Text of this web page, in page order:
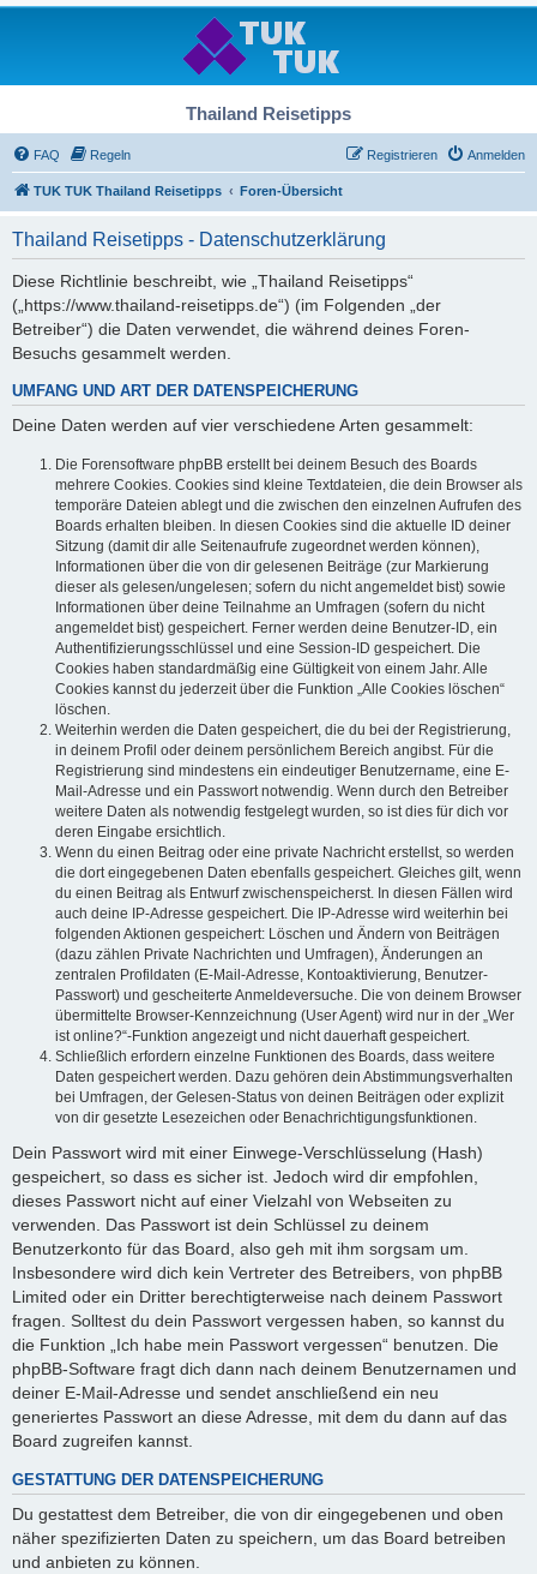
Thailand Reisetipps
FAQ Regeln Anmelden
Registrieren
TUK TUK Thailand Reisetipps Foren-Übersicht
Thailand Reisetipps - Datenschutzerklärung
Diese Richtlinie beschreibt, wie „Thailand Reisetipps“
(„https://www.thailand-reisetipps.de“) (im Folgenden „der
Betreiber“) die Daten verwendet, die während deines Foren-
Besuchs gesammelt werden.
UMFANG UND ART DER DATENSPEICHERUNG
Deine Daten werden auf vier verschiedene Arten gesammelt:
Die Forensoftware phpBB erstellt bei deinem Besuch des Boards
mehrere Cookies. Cookies sind kleine Textdateien, die dein Browser als
temporäre Dateien ablegt und die zwischen den einzelnen Aufrufen des
Boards erhalten bleiben. In diesen Cookies sind die aktuelle ID deiner
Sitzung (damit dir alle Seitenaufrufe zugeordnet werden können),
Informationen über die von dir gelesenen Beiträge (zur Markierung
dieser als gelesen/ungelesen; sofern du nicht angemeldet bist) sowie
Informationen über deine Teilnahme an Umfragen (sofern du nicht
angemeldet bist) gespeichert. Ferner werden deine Benutzer-ID, ein
Authentifizierungsschlüssel und eine Session-ID gespeichert. Die
Cookies haben standardmäßig eine Gültigkeit von einem Jahr. Alle
Cookies kannst du jederzeit über die Funktion „Alle Cookies löschen“
löschen.
Weiterhin werden die Daten gespeichert, die du bei der Registrierung,
in deinem Profil oder deinem persönlichem Bereich angibst. Für die
Registrierung sind mindestens ein eindeutiger Benutzername, eine E-
Mail-Adresse und ein Passwort notwendig. Wenn durch den Betreiber
weitere Daten als notwendig festgelegt wurden, so ist dies für dich vor
deren Eingabe ersichtlich.
Wenn du einen Beitrag oder eine private Nachricht erstellst, so werden
die dort eingegebenen Daten ebenfalls gespeichert. Gleiches gilt, wenn
du einen Beitrag als Entwurf zwischenspeicherst. In diesen Fällen wird
auch deine IP-Adresse gespeichert. Die IP-Adresse wird weiterhin bei
folgenden Aktionen gespeichert: Löschen und Ändern von Beiträgen
(dazu zählen Private Nachrichten und Umfragen), Änderungen an
zentralen Profildaten (E-Mail-Adresse, Kontoaktivierung, Benutzer-
Passwort) und gescheiterte Anmeldeversuche. Die von deinem Browser
übermittelte Browser-Kennzeichnung (User Agent) wird nur in der „Wer
ist online?“-Funktion angezeigt und nicht dauerhaft gespeichert.
Schließlich erfordern einzelne Funktionen des Boards, dass weitere
Daten gespeichert werden. Dazu gehören dein Abstimmungsverhalten
bei Umfragen, der Gelesen-Status von deinen Beiträgen oder explizit
von dir gesetzte Lesezeichen oder Benachrichtigungsfunktionen.
Dein Passwort wird mit einer Einwege-Verschlüsselung (Hash)
gespeichert, so dass es sicher ist. Jedoch wird dir empfohlen,
dieses Passwort nicht auf einer Vielzahl von Webseiten zu
verwenden. Das Passwort ist dein Schlüssel zu deinem
Benutzerkonto für das Board, also geh mit ihm sorgsam um.
Insbesondere wird dich kein Vertreter des Betreibers, von phpBB
Limited oder ein Dritter berechtigterweise nach deinem Passwort
fragen. Solltest du dein Passwort vergessen haben, so kannst du
die Funktion „Ich habe mein Passwort vergessen“ benutzen. Die
phpBB-Software fragt dich dann nach deinem Benutzernamen und
deiner E-Mail-Adresse und sendet anschließend ein neu
generiertes Passwort an diese Adresse, mit dem du dann auf das
Board zugreifen kannst.
GESTATTUNG DER DATENSPEICHERUNG
Du gestattest dem Betreiber, die von dir eingegebenen und oben
näher spezifizierten Daten zu speichern, um das Board betreiben
und anbieten zu können.